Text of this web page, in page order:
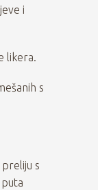
i
likera.
s
s